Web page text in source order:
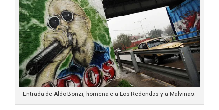
Entrada de Aldo Bonzi, homenaje a Los Redondos y a Malvinas.